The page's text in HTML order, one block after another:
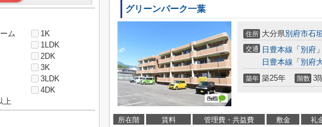
グリーンパーク一葉
住所 大分県別府市石
交通 日豊本線 「 別府
日豊本線 「 別府
築年 築25年 階数 3
所在階 賃料 管理費・共益費 敷金 礼
ム
1K
1LDK
2DK
3K
3LDK
4DK
上